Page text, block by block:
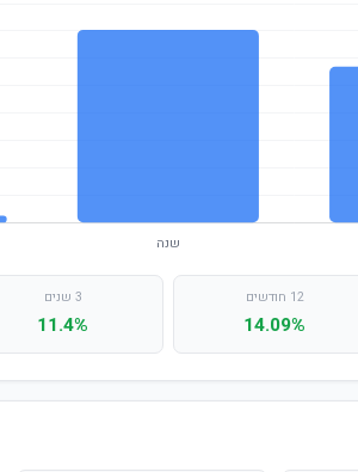
12 חודשים
14.09%
3 שנים
11.4%